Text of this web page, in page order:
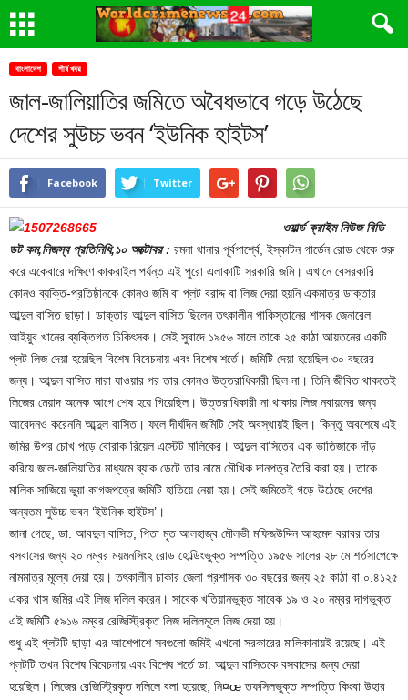
বাংলাদেশ শীর্ষ খবর
জাল-জালিয়াতির জমিতে অবৈধভাবে গড়ে উঠেছে
দেশের সুউচ্চ ভবন ‘ইউনিক হাইটস’
Facebook Twitter
ওয়ার্ল্ড ক্রাইম নিউজ বিডি
ডট কম,নিজস্ব প্রতিনিধি,১০ অক্টোবর : রমনা থানার পূর্বপার্শ্বে, ইস্কাটন গার্ডেন রোড থেকে শুরু
করে একেবারে দক্ষিণে কাকরাইল পর্যন্ত এই পুরো এলাকাটি সরকারি জমি। এখানে বেসরকারি
কোনও ব্যক্তি-প্রতিষ্ঠানকে কোনও জমি বা প্লট বরাদ্দ বা লিজ দেয়া হয়নি একমাত্র ডাক্তার
আব্দুল বাসিত ছাড়া। ডাক্তার আব্দুল বাসিত ছিলেন তৎকালীন পাকিস্তানের শাসক জেনারেল
আইয়ুব খানের ব্যক্তিগত চিকিৎসক। সেই সুবাদে ১৯৫৬ সালে তাকে ২৫ কাঠা আয়তনের একটি
প্লট লিজ দেয়া হয়েছিল বিশেষ বিবেচনায় এবং বিশেষ শর্তে। জমিটি দেয়া হয়েছিল ৩০ বছরের
জন্য। আব্দুল বাসিত মারা যাওয়ার পর তার কোনও উত্তরাধিকারী ছিল না। তিনি জীবিত থাকতেই
লিজের মেয়াদ অনেক আগে শেষ হয়ে গিয়েছিল। উত্তরাধিকারী না থাকায় লিজ নবায়নের জন্য
আবেদনও করেননি আব্দুল বাসিত। ফলে দীর্ঘদিন জমিটি সেই অবস্থায়ই ছিল। কিন্তু অবশেষে এই
জমির উপর চোখ পড়ে বোরাক রিয়েল এস্টেট মালিকের। আব্দুল বাসিতের এক ভাতিজাকে দাঁড়
করিয়ে জাল-জালিয়াতির মাধ্যমে ব্যাক ডেটে তার নামে মৌখিক দানপত্র তৈরি করা হয়। তাকে
মালিক সাজিয়ে ভুয়া কাগজপত্রে জমিটি হাতিয়ে নেয়া হয়। সেই জমিতেই গড়ে উঠেছে দেশের
অন্যতম সুউচ্চ ভবন ‘ইউনিক হাইটস’।
জানা গেছে, ডা. আবদুল বাসিত, পিতা মৃত আলহাজ্ব মৌলভী মফিজউদ্দিন আহমেদ বরাবর তার
বসবাসের জন্য ২০ নম্বর ময়মনসিংহ রোড হোল্ডিংভুক্ত সম্পত্তি ১৯৫৬ সালের ২৮ মে শর্তসাপেক্ষে
নামমাত্র মূল্যে দেয়া হয়। তৎকালীন ঢাকার জেলা প্রশাসক ৩০ বছরের জন্য ২৫ কাঠা বা ০.৪১২৫
একর খাস জমির এই লিজ দলিল করেন। সাবেক খতিয়ানভুক্ত সাবেক ১৯ ও ২০ নম্বর দাগভুক্ত
এই জমিটি ৫৯১৬ নম্বর রেজিস্ট্রিকৃত লিজ দলিলমূলে লিজ দেয়া হয়।
শুধু এই প্লটটি ছাড়া এর আশেপাশে সবগুলো জমিই এখনো সরকারের মালিকানায়ই রয়েছে। এই
প্লটটি তখন বিশেষ বিবেচনায় এবং বিশেষ শর্তে ডা. আব্দুল বাসিতকে বসবাসের জন্য দেয়া
হয়েছিল। লিজের রেজিস্ট্রিকৃত দলিলে বলা হয়েছে, নি¤œ তফসিলভুক্ত সম্পত্তি কিংবা উহার